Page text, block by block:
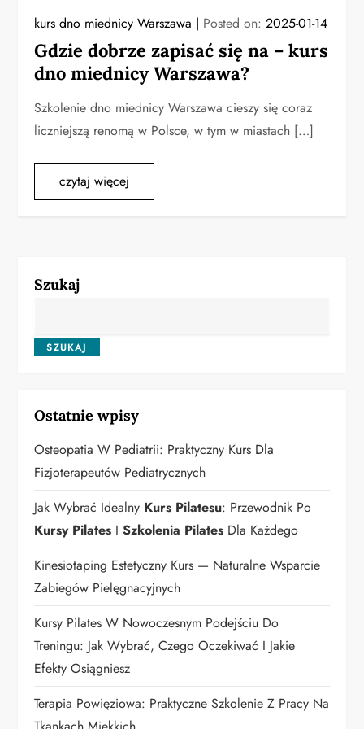
kurs dno miednicy Warszawa Posted on:2025-01-14
Gdzie dobrze zapisać się na – kurs
dno miednicy Warszawa?
Szkolenie dno miednicy Warszawa cieszy się coraz
liczniejszą renomą w Polsce, w tym w miastach […]
czytaj więcej
Szukaj
SZUKAJ
Ostatnie wpisy
Osteopatia W Pediatrii: Praktyczny Kurs Dla
Fizjoterapeutów Pediatrycznych
Jak Wybrać Idealny Kurs Pilatesu: Przewodnik Po
Kursy Pilates ISzkolenia Pilates Dla Każdego
Kinesiotaping Estetyczny Kurs — Naturalne Wsparcie
Zabiegów Pielęgnacyjnych
Kursy Pilates W Nowoczesnym Podejściu Do
Treningu: Jak Wybrać, Czego Oczekiwać I Jakie
Efekty Osiągniesz
Terapia Powięziowa: Praktyczne Szkolenie Z Pracy Na